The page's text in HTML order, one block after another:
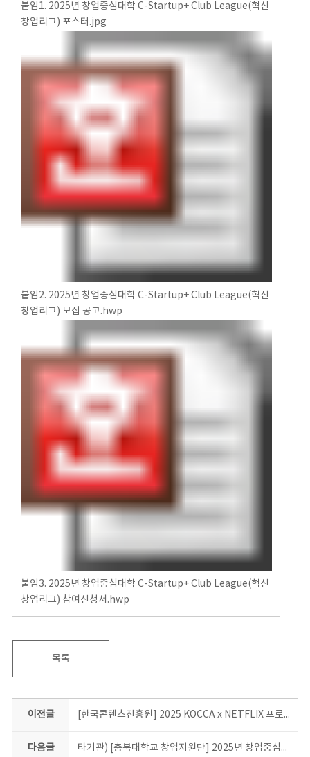
붙임1. 2025년 창업중심대학 C-Startup+ Club League(혁신
창업리그) 포스터.jpg
붙임2. 2025년 창업중심대학 C-Startup+ Club League(혁신
창업리그) 모집 공고.hwp
붙임3. 2025년 창업중심대학 C-Startup+ Club League(혁신
창업리그) 참여신청서.hwp
목록
이전글 [한국콘텐츠진흥원] 2025 KOCCA x NETFLIX 프로덕션 아카데미 교육과정 모집
다음글 타기관) [충북대학교 창업지원단] 2025년 창업중심대학 린스타트업 프로그램(충청권) 모집